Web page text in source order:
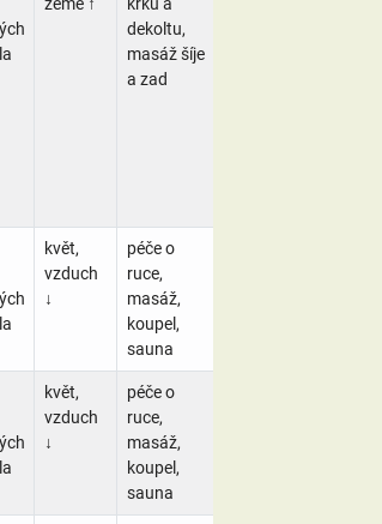
dekoltu,
masáž šíje
a zad
květ,
vzduch
↓
péče o
ruce,
masáž,
koupel,
sauna
květ,
vzduch
↓
péče o
ruce,
masáž,
koupel,
sauna